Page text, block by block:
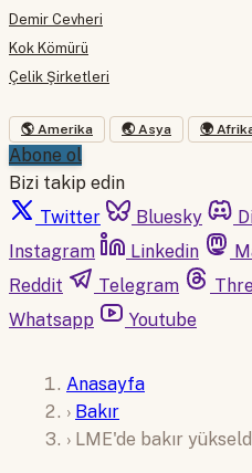
Demir Cevheri
Kok Kömürü
Çelik Şirketleri
🌎 Amerika 🌏 Asya 🌍
Abone ol
Bizi takip edin
Twitter
Bluesky
Instagram
Linkedin
Reddit
Telegram
Whatsapp
Youtube
Anasayfa
› Bakır
› LME'de bakır